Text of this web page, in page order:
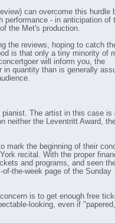
can overcome this hurdle
performance - in anticipation of
the Met's production.
the reviews, hoping to catch
is that only a tiny minority of
will inform you, the
quantity than is generally
The artist in this case is
neither the Leventritt Award,
mark the beginning of their
recital. With the proper
and programs, and seen
the-week page of the Sunday
is to get enough free
looking, even if